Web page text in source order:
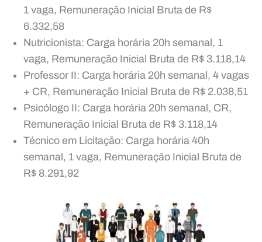
1 vaga, Remuneração Inicial Bruta de R$
6.332,58
Nutricionista: Carga horária 20h semanal, 1
vaga, Remuneração Inicial Bruta de R$ 3.118,14
Professor II: Carga horária 20h semanal, 4 vagas
+ CR, Remuneração Inicial Bruta de R$ 2.038,51
Psicólogo II: Carga horária 20h semanal, CR,
Remuneração Inicial Bruta de R$ 3.118,14
Técnico em Licitação: Carga horária 40h
semanal, 1 vaga, Remuneração Inicial Bruta de
R$ 8.291,92